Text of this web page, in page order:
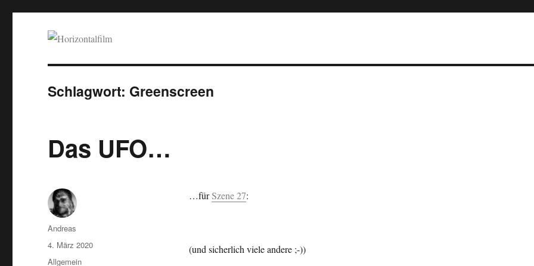
Schlagwort: Greenscreen
Das UFO…
…fürSzene 27:
(und sicherlich viele andere ;-))
Autor
Andreas
Veröffentlicht
am
4. März 2020
Kategorien
Allgemein